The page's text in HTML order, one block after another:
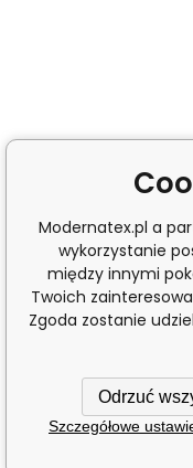
Modernatex.pl a
wykorzystanie
między innymi
Twoich
Zgoda zostanie
Odrzuć
Szczegółowe